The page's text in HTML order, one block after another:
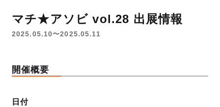
マチ★アソビ vol.28 出展情報
2025.05.10〜2025.05.11
開催概要
日付